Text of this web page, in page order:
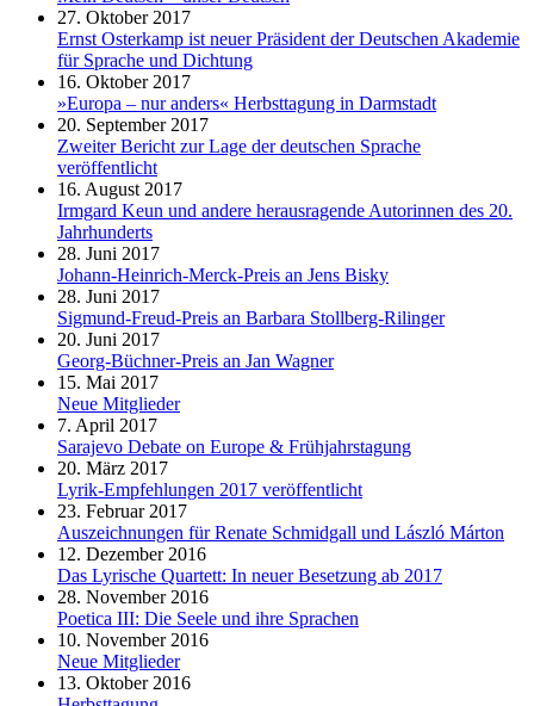
27. Oktober 2017
Ernst Osterkamp ist neuer Präsident der Deutschen Akademie
für Sprache und Dichtung
16. Oktober 2017
»Europa – nur anders« Herbsttagung in Darmstadt
20. September 2017
Zweiter Bericht zur Lage der deutschen Sprache
veröffentlicht
16. August 2017
Irmgard Keun und andere herausragende Autorinnen des 20.
Jahrhunderts
28. Juni 2017
Johann-Heinrich-Merck-Preis an Jens Bisky
28. Juni 2017
Sigmund-Freud-Preis an Barbara Stollberg-Rilinger
20. Juni 2017
Georg-Büchner-Preis an Jan Wagner
15. Mai 2017
Neue Mitglieder
7. April 2017
Sarajevo Debate on Europe & Frühjahrstagung
20. März 2017
Lyrik-Empfehlungen 2017 veröffentlicht
23. Februar 2017
Auszeichnungen für Renate Schmidgall und László Márton
12. Dezember 2016
Das Lyrische Quartett: In neuer Besetzung ab 2017
28. November 2016
Poetica III: Die Seele und ihre Sprachen
10. November 2016
Neue Mitglieder
13. Oktober 2016